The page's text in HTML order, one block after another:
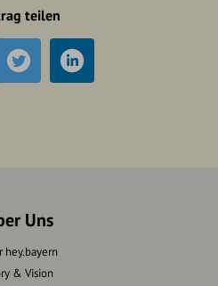
teilen
Uns
hey.bayern
& Vision